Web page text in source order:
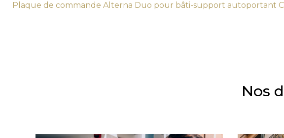
Plaque de commande Alterna Duo pour bâti-support autoportant
Nos